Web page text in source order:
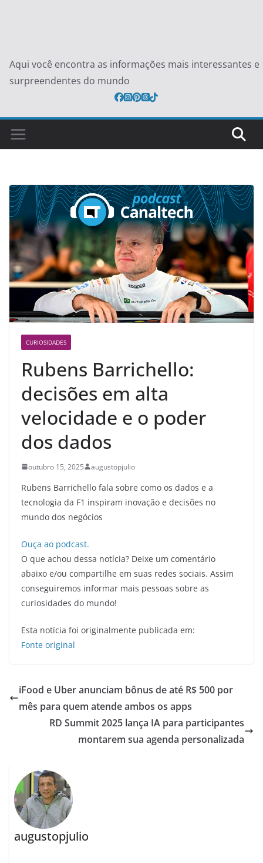
Aqui você encontra as informações mais interessantes e
surpreendentes do mundo
CURIOSIDADES
Rubens Barrichello:
decisões em alta
velocidade e o poder
dos dados
outubro 15, 2025 augustopjulio
Rubens Barrichello fala sobre como os dados e a
tecnologia da F1 inspiram inovação e decisões no
mundo dos negócios
Ouça ao podcast.
O que achou dessa notícia? Deixe um comentário
abaixo e/ou compartilhe em suas redes sociais. Assim
conseguiremos informar mais pessoas sobre as
curiosidades do mundo!
Esta notícia foi originalmente publicada em:
Fonte original
iFood e Uber anunciam bônus de até R$ 500 por
mês para quem atende ambos os apps
RD Summit 2025 lança IA para participantes
montarem sua agenda personalizada
augustopjulio